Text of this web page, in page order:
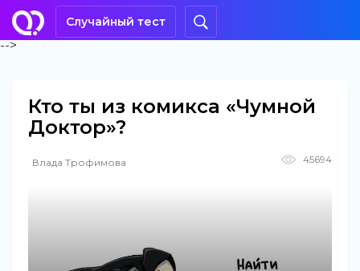
Случайный тест
-->
Кто ты из комикса «Чумной
Доктор»?
Влада Трофимова 45694